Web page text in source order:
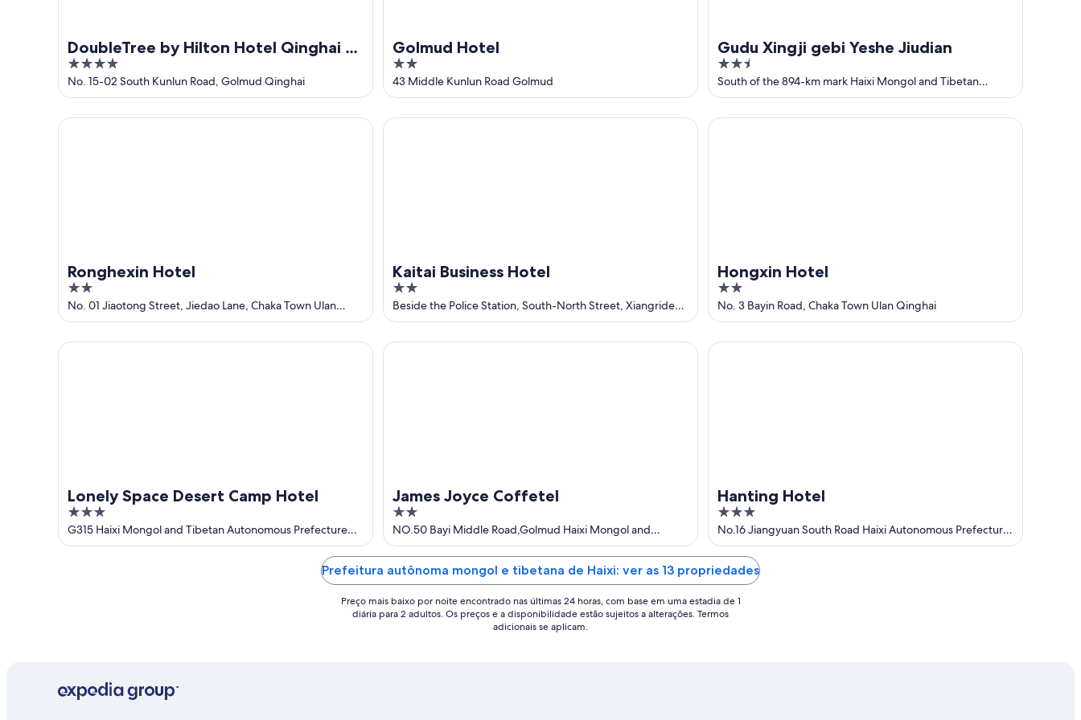
DoubleTree by Hilton Hotel Qinghai -
Golmud
4
out
of
5
No. 15-02 South Kunlun Road, Golmud Qinghai
Golmud Hotel
2
out
of
5
43 Middle Kunlun Road Golmud
Gudu Xingji gebi Yeshe Jiudian
2.5
out
of
5
South of the 894-km mark Haixi Mongol and Tibetan
Autonomous Prefecture Qinghai
Ronghexin Hotel
2
out
of
5
No. 01 Jiaotong Street, Jiedao Lane, Chaka Town Ulan
Qinghai
Ronghexin Hotel
Kaitai Business Hotel
2
out
of
5
Beside the Police Station, South-North Street, Xiangride
Town Dulan Qinghai
Kaitai Business Hotel
Hongxin Hotel
2
out
of
5
No. 3 Bayin Road, Chaka Town Ulan Qinghai
Hongxin Hotel
Lonely Space Desert Camp Hotel
3
out
of
G315 Haixi Mongol and Tibetan Autonomous Prefecture
Qinghai
Lonely Space Desert Camp Hotel
James Joyce Coffetel
2
out
of
5
NO.50 Bayi Middle Road,Golmud Haixi Mongol and
Tibetan Autonomous Pref Qinghai
James Joyce Coffetel
Hanting Hotel
3
out
of
5
No.16 Jiangyuan South Road Haixi Autonomous Prefecture
Qinghai
Hanting Hotel
Prefeitura autônoma mongol e tibetana de Haixi: ver as 13 propriedades
Preço mais baixo por noite encontrado nas últimas 24 horas, com base em uma estadia de 1
diária para 2 adultos. Os preços e a disponibilidade estão sujeitos a alterações. Termos
adicionais se aplicam.